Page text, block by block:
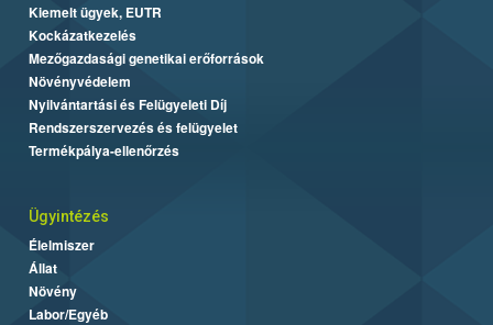
Kiemelt ügyek, EUTR
Kockázatkezelés
Mezőgazdasági genetikai erőforrások
Növényvédelem
Nyilvántartási és Felügyeleti Díj
Rendszerszervezés és felügyelet
Termékpálya-ellenőrzés
Ügyintézés
Élelmiszer
Állat
Növény
Labor/Egyéb